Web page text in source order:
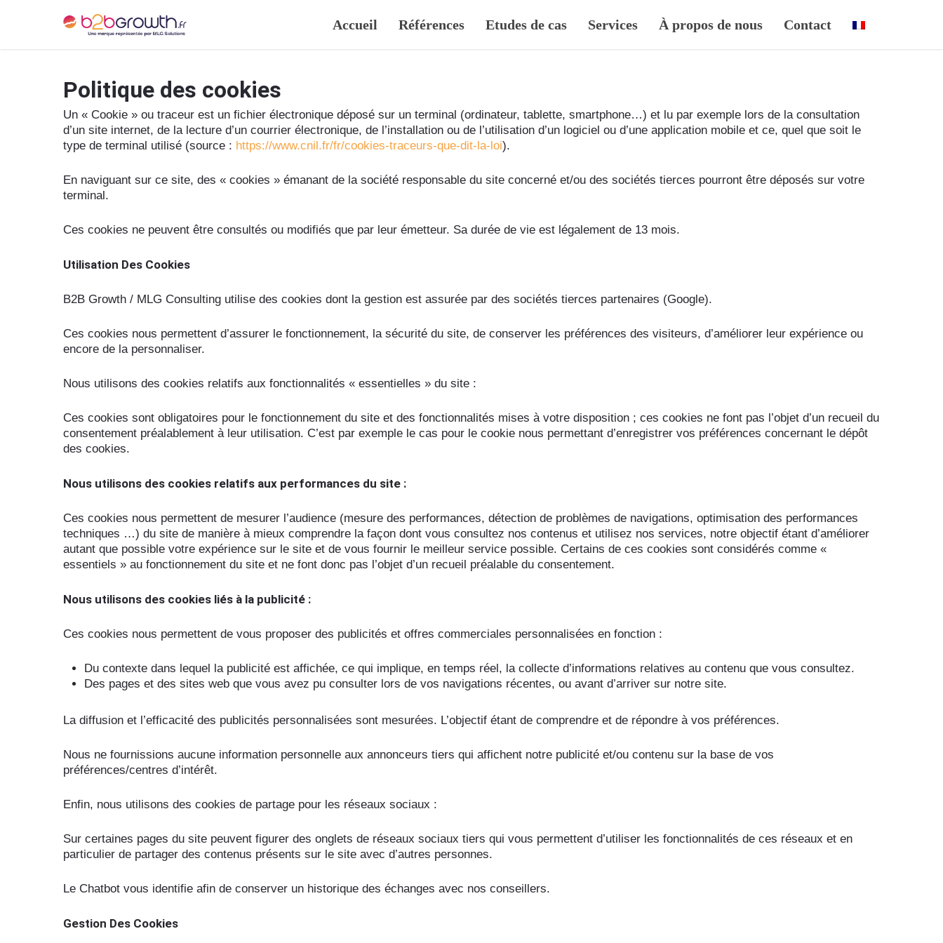
Accueil Références Etudes de cas Services À propos de nous Contact
Politique des cookies
Un « Cookie » ou traceur est un fichier électronique déposé sur un terminal (ordinateur, tablette, smartphone…) et lu par exemple lors de la consultation
d’un site internet, de la lecture d’un courrier électronique, de l’installation ou de l’utilisation d’un logiciel ou d’une application mobile et ce, quel que soit le
type de terminal utilisé (source : https://www.cnil.fr/fr/cookies-traceurs-que-dit-la-loi).
En naviguant sur ce site, des « cookies » émanant de la société responsable du site concerné et/ou des sociétés tierces pourront être déposés sur votre
terminal.
Ces cookies ne peuvent être consultés ou modifiés que par leur émetteur. Sa durée de vie est légalement de 13 mois.
Utilisation Des Cookies
B2B Growth / MLG Consulting utilise des cookies dont la gestion est assurée par des sociétés tierces partenaires (Google).
Ces cookies nous permettent d’assurer le fonctionnement, la sécurité du site, de conserver les préférences des visiteurs, d’améliorer leur expérience ou
encore de la personnaliser.
Nous utilisons des cookies relatifs aux fonctionnalités « essentielles » du site :
Ces cookies sont obligatoires pour le fonctionnement du site et des fonctionnalités mises à votre disposition ; ces cookies ne font pas l’objet d’un recueil du
consentement préalablement à leur utilisation. C’est par exemple le cas pour le cookie nous permettant d’enregistrer vos préférences concernant le dépôt
des cookies.
Nous utilisons des cookies relatifs aux performances du site :
Ces cookies nous permettent de mesurer l’audience (mesure des performances, détection de problèmes de navigations, optimisation des performances
techniques …) du site de manière à mieux comprendre la façon dont vous consultez nos contenus et utilisez nos services, notre objectif étant d’améliorer
autant que possible votre expérience sur le site et de vous fournir le meilleur service possible. Certains de ces cookies sont considérés comme «
essentiels » au fonctionnement du site et ne font donc pas l’objet d’un recueil préalable du consentement.
Nous utilisons des cookies liés à la publicité :
Ces cookies nous permettent de vous proposer des publicités et offres commerciales personnalisées en fonction :
Du contexte dans lequel la publicité est affichée, ce qui implique, en temps réel, la collecte d’informations relatives au contenu que vous consultez.
Des pages et des sites web que vous avez pu consulter lors de vos navigations récentes, ou avant d’arriver sur notre site.
La diffusion et l’efficacité des publicités personnalisées sont mesurées. L’objectif étant de comprendre et de répondre à vos préférences.
Nous ne fournissions aucune information personnelle aux annonceurs tiers qui affichent notre publicité et/ou contenu sur la base de vos
préférences/centres d’intérêt.
Enfin, nous utilisons des cookies de partage pour les réseaux sociaux :
Sur certaines pages du site peuvent figurer des onglets de réseaux sociaux tiers qui vous permettent d’utiliser les fonctionnalités de ces réseaux et en
particulier de partager des contenus présents sur le site avec d’autres personnes.
Le Chatbot vous identifie afin de conserver un historique des échanges avec nos conseillers.
Gestion Des Cookies